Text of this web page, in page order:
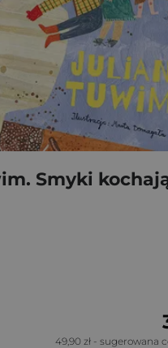
Smyki
49,90 zł - sugerowana